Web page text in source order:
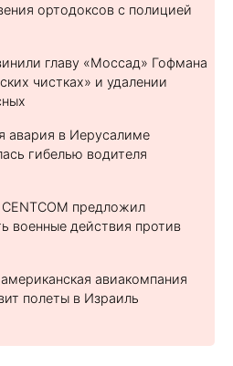
ортодоксов с полицией
главу «Моссад» Гофмана
чистках» и удалении
авария в Иерусалиме
гибелью водителя
предложил
военные действия против
авиакомпания
полеты в Израиль